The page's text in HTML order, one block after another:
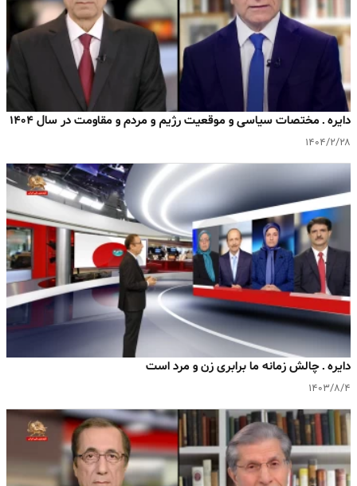
دایره ـ مختصات سیاسی و موقعیت رژیم و مردم و مقاومت در سال ۱۴۰۴
۱۴۰۴/۲/۲۸
دایره ـ چالش زمانه ما برابری زن و مرد است
۱۴۰۳/۸/۴